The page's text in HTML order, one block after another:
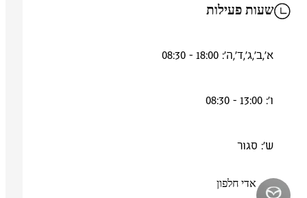
שעות פעילות
א',ב',ג',ד',ה': 18:00 - 08:30
ש': סגור
אדי חלפון